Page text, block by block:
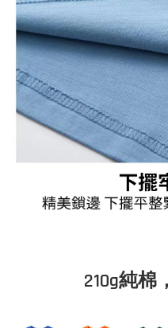
210g純棉